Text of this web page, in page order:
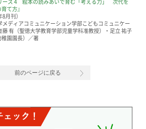
て方』
月刊）
ディアコミュニケーション学部こどもコミュニケー
藤 有（聖徳大学教育学部児童学科准教授）・足立 祐子
稚園園長）／著
前のページに戻る